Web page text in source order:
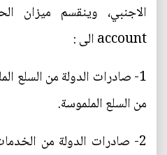
account الى :
1- صادرات الدولة من السلع
من السلع الملموسة.
2- صادرات الدولة من